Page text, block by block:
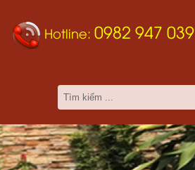
Hotline: 0982 947 039